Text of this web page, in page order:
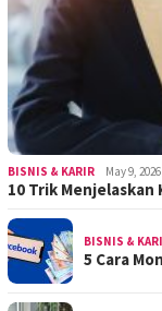
BISNIS & KARIR May 9, 2026
10 Trik
BISNIS &
5 Cara